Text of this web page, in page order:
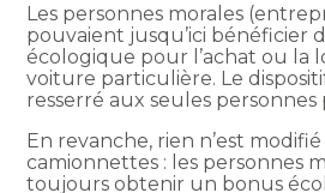
Les personnes morales
pouvaient jusqu’ici bénéficier
écologique pour l’achat ou la
voiture particulière. Le
resserré aux seules personnes
En revanche, rien n’est
camionnettes : les personnes
toujours obtenir un bonus